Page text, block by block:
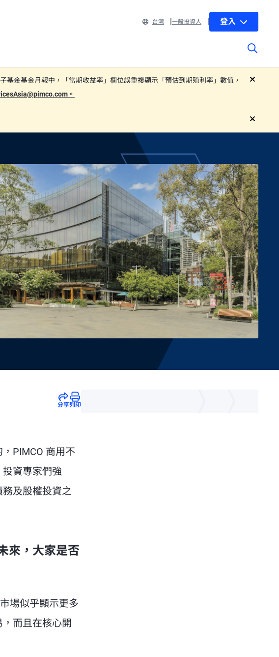
台灣 一般投資人 登入
基金基金月報中，「當期收益率」欄位誤重複顯示「預估到期殖利率」數值，
。
分享列印
PIMCO 商用不
資專家們強
及股權投資之
來，大家是否
場似乎顯示更多
而且在核心開